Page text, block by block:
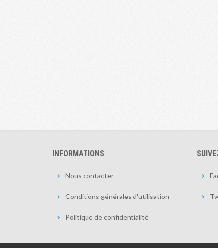
INFORMATIONS
Nous contacter
Conditions générales d'utilisation
Politique de confidentialité